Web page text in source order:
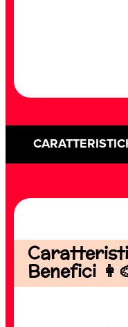
Benefici